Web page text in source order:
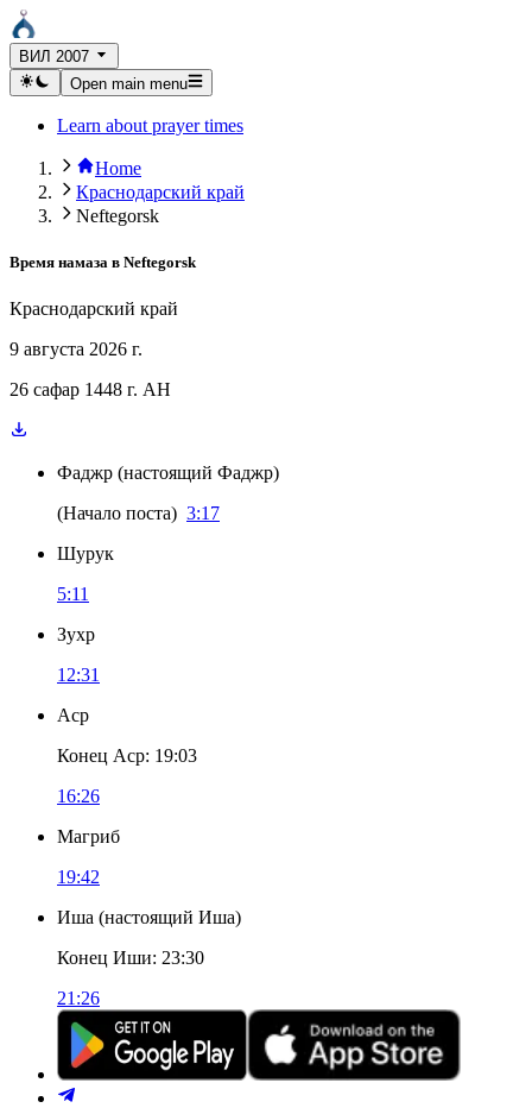
ВИЛ 2007
Open main menu
Learn about prayer times
Home
Краснодарский край
Neftegorsk
Время намаза в Neftegorsk
Краснодарский край
9 августа 2026 г.
26 сафар 1448 г. AH
Фаджр (настоящий Фаджр)
(Начало поста) 3:17
Шурук
5:11
Зухр
12:31
Аср
Конец Аср: 19:03
16:26
Магриб
19:42
Иша (настоящий Иша)
Конец Иши: 23:30
21:26